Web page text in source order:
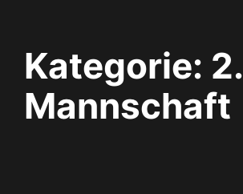
Kategorie: 2.
Mannschaft